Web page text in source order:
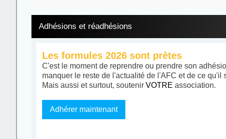
Adhésions et réadhésions
Les formules 2026 sont prêtes
C'est le moment de reprendre ou prendre son
manquer le reste de l'actualité de l'AFC et de ce qu'il
Mais aussi et surtout, soutenir VOTRE association.
Adhérer maintenant